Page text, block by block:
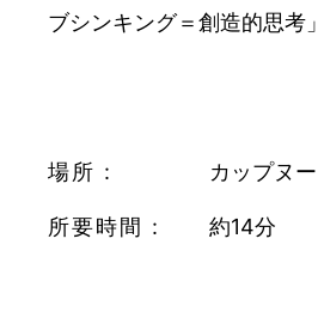
ブシンキング＝創造的思考
場所 : カップヌ
所要時間 : 約14分